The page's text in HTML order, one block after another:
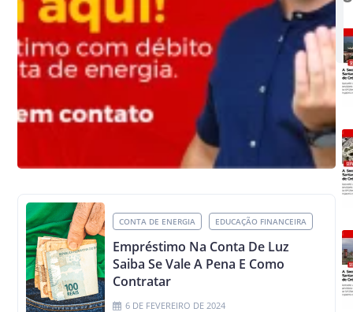
CONTA DE ENERGIA EDUCAÇÃO FINANCEIRA
Empréstimo Na Conta De Luz
Saiba Se Vale A Pena E Como
Contratar
6 DE FEVEREIRO DE 2024